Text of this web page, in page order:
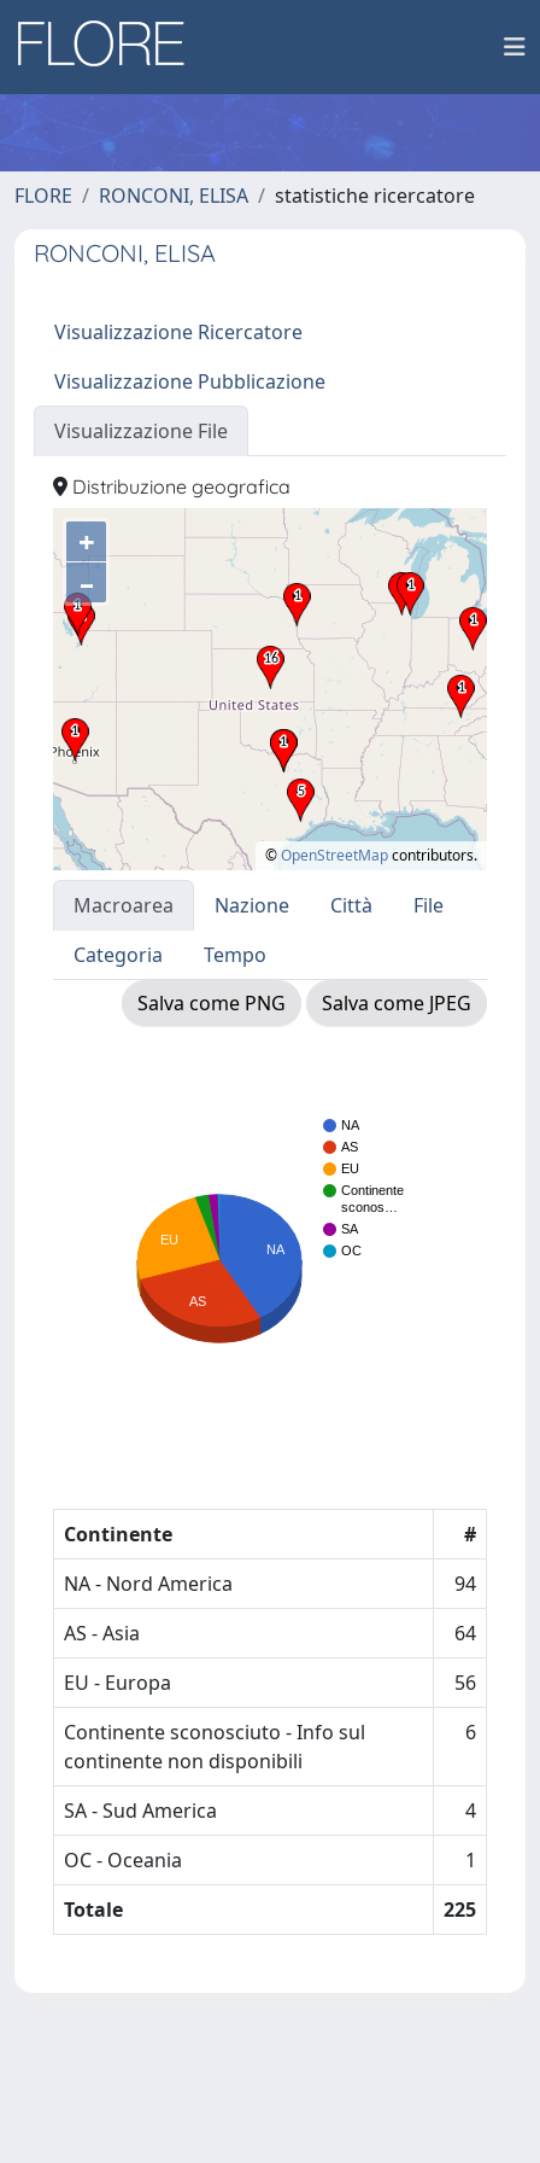
FLORE RONCONI, ELISA statistiche ricercatore
RONCONI, ELISA
Visualizzazione Ricercatore
Visualizzazione Pubblicazione
Visualizzazione File
Distribuzione geografica
+
–
©OpenStreetMapcontributors.
Macroarea Nazione Città
File
Categoria
Tempo
Salva come PNG
Salva come JPEG
NA
AS
EU
Continente
sconos…
SA
OC
NA
EU
AS
Continente
#
NA - Nord America
94
AS - Asia
64
EU - Europa
56
Continente sconosciuto - Info sul
continente non disponibili
6
SA - Sud America
4
OC - Oceania
1
Totale
225